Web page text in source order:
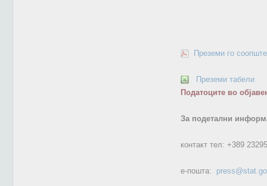
Преземи го
Преземи табели
Податоците во
За подетални
контакт тел: +389
е-пошта: